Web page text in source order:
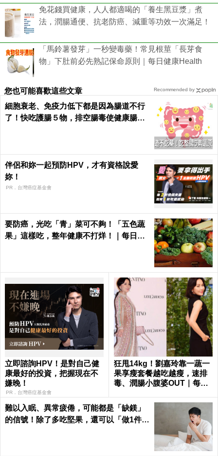
免花錢買健康，人人都適喝的「養生黑豆漿」煮
法，潤腸通便、抗老防癌、減重等功效一次滿足！
「馬鈴薯發芽」一秒變毒藥！常見根莖「長芽食
物」下肚前必先熟記保命原則｜每日健康Health
您也可能喜歡這些文章
細胞衰老、免疫力低下都是因為腸道不行
了！快吃護腸５物，排空腸毒使健康腸腸
伴侶和妳一起預防HPV，才有資格說愛
妳！
PR．台灣癌症基金會
要防癌，光吃「青」菜可不夠！「五色蔬
果」這樣吃，整年健康不打烊！｜每日健
立即諮詢HPV！是對自己健
康最好的投資，把握現在不
嫌晚！
PR．台灣癌症基金會
狂甩14kg！劉嘉玲靠一蔬一
果享瘦套餐越吃越瘦，速排
毒、潤腸小腹婆OUT｜每日
難以入眠、異常疲倦，可能都是「缺鎂」
的信號！除了多吃堅果，還可以「做1件
Recommended by